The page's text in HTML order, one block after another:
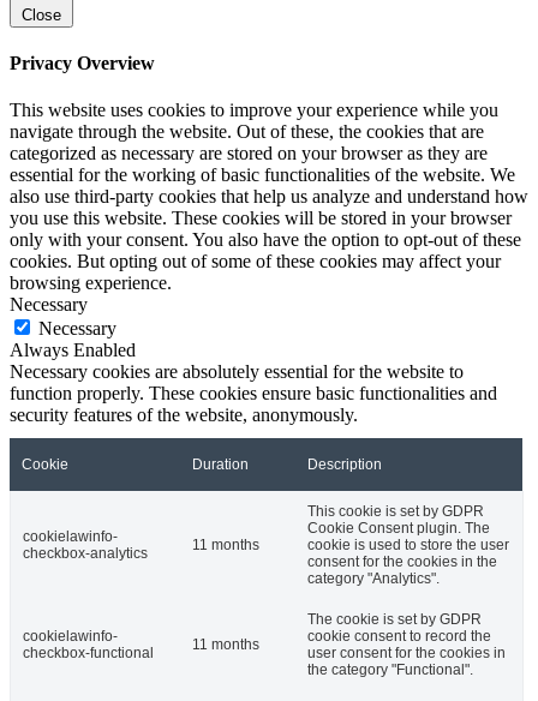
Close
Privacy Overview
This website uses cookies to improve your experience while you
navigate through the website. Out of these, the cookies that are
categorized as necessary are stored on your browser as they are
essential for the working of basic functionalities of the website. We
also use third-party cookies that help us analyze and understand how
you use this website. These cookies will be stored in your browser
only with your consent. You also have the option to opt-out of these
cookies. But opting out of some of these cookies may affect your
browsing experience.
Necessary
Necessary
Always Enabled
Necessary cookies are absolutely essential for the website to
function properly. These cookies ensure basic functionalities and
security features of the website, anonymously.
Cookie Duration Description
cookielawinfo-
checkbox-analytics
11 months
This cookie is set by GDPR
Cookie Consent plugin. The
cookie is used to store the user
consent for the cookies in the
category "Analytics".
cookielawinfo-
checkbox-functional
11 months
The cookie is set by GDPR
cookie consent to record the
user consent for the cookies in
the category "Functional".